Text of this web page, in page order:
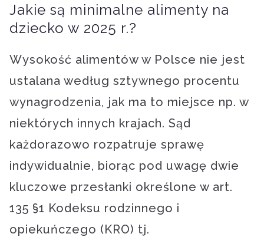
Jakie są minimalne alimenty na
dziecko w 2025 r.?
Wysokość alimentów w Polsce nie jest
ustalana według sztywnego procentu
wynagrodzenia, jak ma to miejsce np. w
niektórych innych krajach. Sąd
każdorazowo rozpatruje sprawę
indywidualnie, biorąc pod uwagę dwie
kluczowe przesłanki określone w art.
135 §1 Kodeksu rodzinnego i
opiekuńczego (KRO) tj.